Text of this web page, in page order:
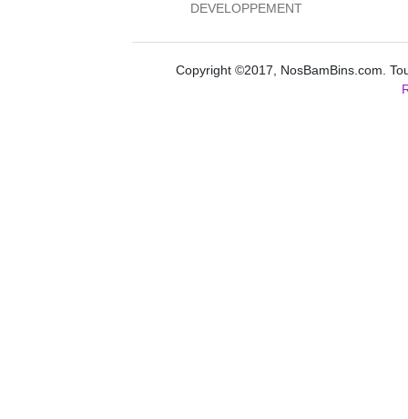
DEVELOPPEMENT
Copyright ©2017, NosBamBins.com.